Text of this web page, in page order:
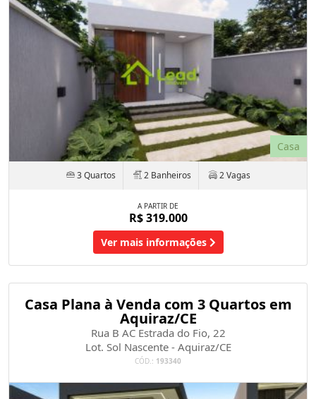
Casa
3 Quartos 2 Banheiros 2 Vagas
A PARTIR DE
R$ 319.000
Ver mais informações
Casa Plana à Venda com 3 Quartos em
Aquiraz/CE
Rua B AC Estrada do Fio, 22
Lot. Sol Nascente - Aquiraz/CE
CÓD.: 193340